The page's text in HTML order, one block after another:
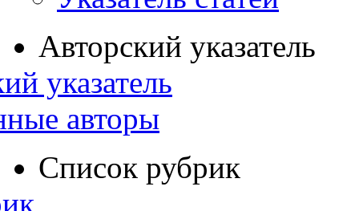
Авторский указатель
указатель
авторы
Список рубрик